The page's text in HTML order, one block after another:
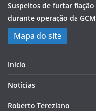
Suspeitos de furtar
durante operação da GCM
Mapa do site
Início
Notícias
Roberto Tereziano